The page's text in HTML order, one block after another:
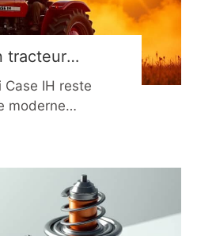
Ce
tracteur
IH reste
moderne
des
Case IH.
à la fois
cette marque